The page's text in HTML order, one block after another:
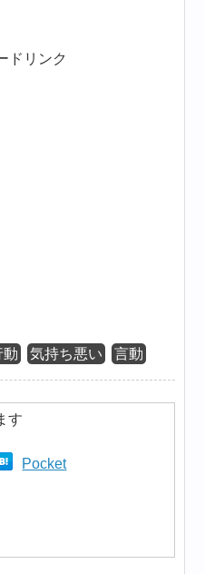
ドリンク
動 気持ち悪い 言動
す
Pocket